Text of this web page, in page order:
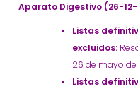
Aparato Digestivo (26-
Listas
excluidos:
26 de mayo
Listas